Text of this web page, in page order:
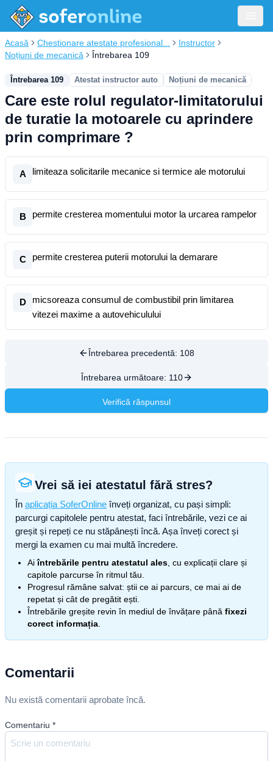
Acasă Chestionare atestate profesional...
Instructor
Noțiuni de mecanică
Întrebarea 109
Întrebarea 109 Atestat instructor auto Noțiuni de mecanică
Care este rolul regulator-limitatorului
de turatie la motoarele cu aprindere
prin comprimare ?
A limiteaza solicitarile mecanice si termice ale motorului
B permite cresterea momentului motor la urcarea rampelor
C permite cresterea puterii motorului la demarare
D
micsoreaza consumul de combustibil prin limitarea
vitezei maxime a autovehiculului
Întrebarea precedentă: 108
Întrebarea următoare: 110
Verifică răspunsul
Vrei să iei atestatul fără stres?
În aplicația SoferOnline înveți organizat, cu pași simpli:
parcurgi capitolele pentru atestat, faci întrebările, vezi ce ai
greșit și repeți ce nu stăpânești încă. Așa înveți corect și
mergi la examen cu mai multă încredere.
Aiîntrebările pentru atestatul ales , cu explicații clare și
capitole parcurse în ritmul tău.
Progresul rămâne salvat: știi ce ai parcurs, ce mai ai de
repetat și cât de pregătit ești.
Întrebările greșite revin în mediul de învățare până fixezi
corect informația
Comentarii
Nu există comentarii aprobate încă.
Comentariu *